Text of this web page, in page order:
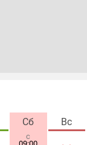
Сб
с
Вс